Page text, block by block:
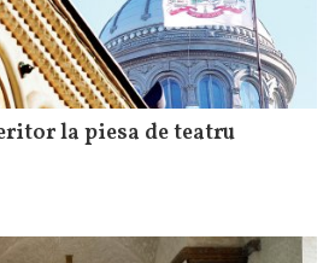
la piesa de teatru